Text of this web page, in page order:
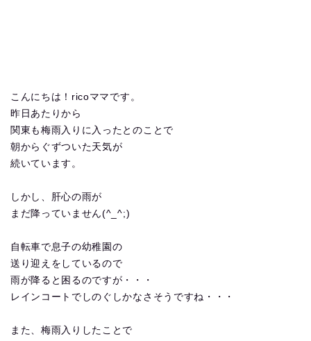
こんにちは！ricoママです。
昨日あたりから
関東も梅雨入りに入ったとのことで
朝からぐずついた天気が
続いています。
しかし、肝心の雨が
まだ降っていません(^_^;)
自転車で息子の幼稚園の
送り迎えをしているので
雨が降ると困るのですが・・・
レインコートでしのぐしかなさそうですね・・・
また、梅雨入りしたことで